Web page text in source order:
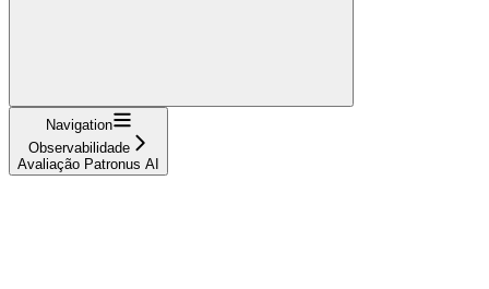
Navigation
Observabilidade
Avaliação Patronus AI